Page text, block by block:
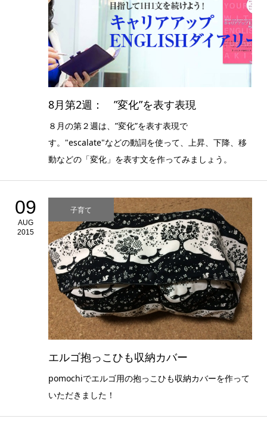
8月第2週： ”変化”を表す表現
８月の第２週は、”変化”を表す表現で
す。"escalate"などの動詞を使って、上昇、下降、移
動などの「変化」を表す文を作ってみましょう。
09
AUG
2015
子育て
エルゴ抱っこひも収納カバー
pomochiでエルゴ用の抱っこひも収納カバーを作って
いただきました！